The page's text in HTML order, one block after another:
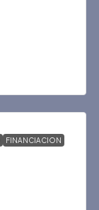
FINANCIACION